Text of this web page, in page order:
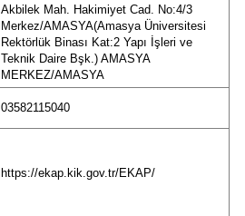
Akbilek Mah. Hakimiyet Cad. No:4/3
Merkez/AMASYA(Amasya Üniversitesi
Rektörlük Binası Kat:2 Yapı İşleri ve
Teknik Daire Bşk.) AMASYA
MERKEZ/AMASYA
03582115040
https://ekap.kik.gov.tr/EKAP/